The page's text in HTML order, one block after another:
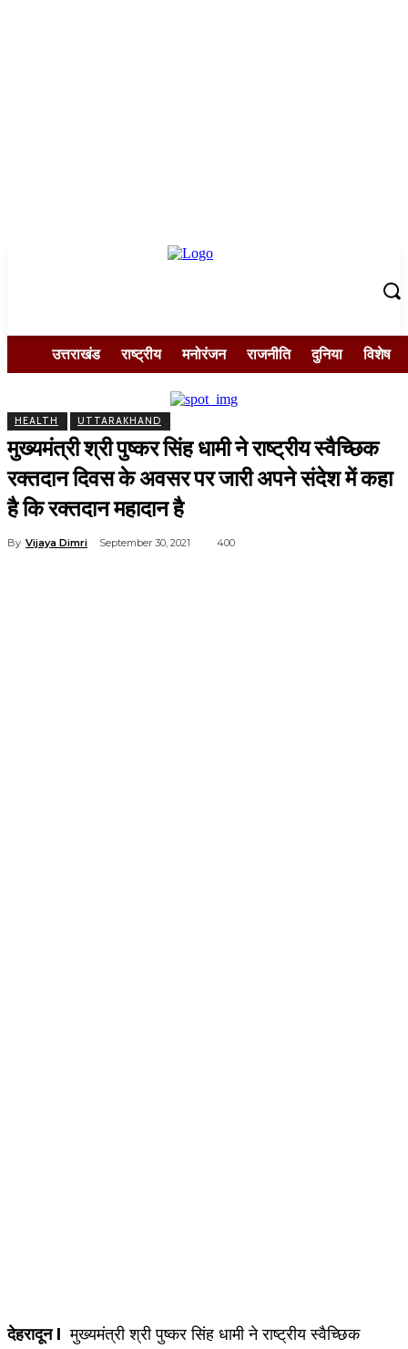
उत्तराखंड राष्ट्रीय मनोरंजन राजनीति दुनिया विशेष
HEALTH UTTARAKHAND
मुख्यमंत्री श्री पुष्कर सिंह धामी ने राष्ट्रीय स्वैच्छिक
रक्तदान दिवस के अवसर पर जारी अपने संदेश में कहा
है कि रक्तदान महादान है
By Vijaya Dimri September 30, 2021 400
देहरादून Iमुख्यमंत्री श्री पुष्कर सिंह धामी ने राष्ट्रीय स्वैच्छिक